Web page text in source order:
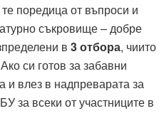
поредица от въпроси и
съкровище – добре
в 3 отбора, чиито
си готов за забавни
и влез в надпреварата за
за всеки от участниците в